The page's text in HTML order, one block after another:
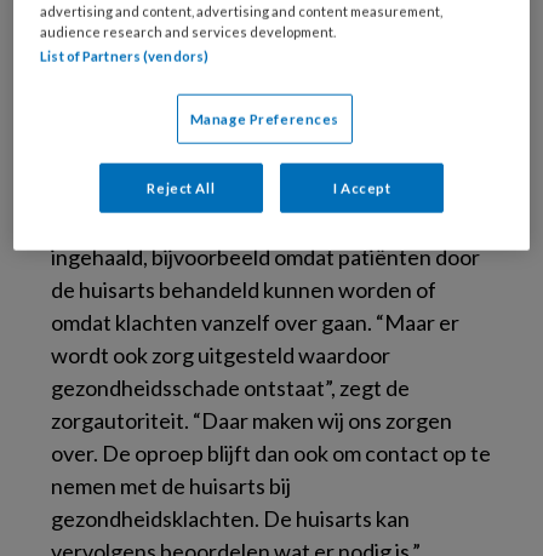
omstandigheden”, aldus de NZa.
Gezondheidsschade
Dat huisartsen minder verwijzen, betekent
niet dat al deze mensen niet de zorg krijgen die
ingehaald, bijvoorbeeld omdat patiënten door
de huisarts behandeld kunnen worden of
omdat klachten vanzelf over gaan. “Maar er
wordt ook zorg uitgesteld waardoor
gezondheidsschade ontstaat”, zegt de
zorgautoriteit. “Daar maken wij ons zorgen
over. De oproep blijft dan ook om contact op te
nemen met de huisarts bij
gezondheidsklachten. De huisarts kan
advertising and content, advertising and content measurement,
audience research and services development.
List of Partners (vendors)
Manage Preferences
Reject All I Accept